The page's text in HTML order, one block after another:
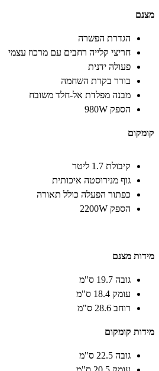
מצנם
הגדרת הפשרה
חריצי קלייה רחבים עם מרכוז עצמי
פעולה ידנית
בורר בקרת השחמה
מבנה מפלדת אל-חלד משובח
הספק 980W
קומקום
קיבולת 1.7 ליטר
גוף מנירוסטה איכותית
כפתור הפעלה כולל תאורה
הספק 2200W
מידות מצנם
גובה 19.7 ס"מ
עומק 18.4 ס"מ
רוחב 28.6 ס"מ
מידות קומקום
גובה 22.5 ס"מ